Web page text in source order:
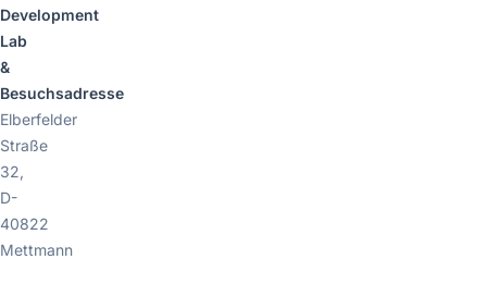
Development
Lab
&
Besuchsadresse
Elberfelder
Straße
32,
D-
40822
Mettmann